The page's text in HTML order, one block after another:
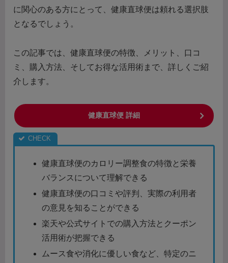
に関心のある方にとって、健康直球便は頼れる選択肢
となるでしょう。
この記事では、健康直球便の特徴、メリット、口コ
ミ、購入方法、そしてお得な活用術まで、詳しくご紹
介します。
健康直球便 詳細
健康直球便のカロリー調整食の特徴と栄養
バランスについて理解できる
健康直球便の口コミや評判、実際の利用者
の意見を知ることができる
楽天や公式サイトでの購入方法とクーポン
活用術が把握できる
ムース食や消化に優しい食など、特定のニ